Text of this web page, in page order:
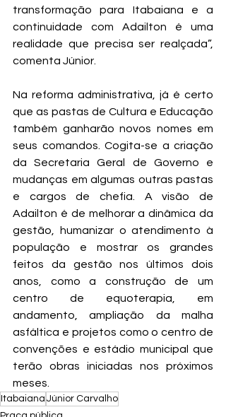
transformação para Itabaiana e a
continuidade com Adailton é uma
realidade que precisa ser realçada”,
comenta Júnior.
Na reforma administrativa, já é certo
que as pastas de Cultura e Educação
também ganharão novos nomes em
seus comandos. Cogita-se a criação
da Secretaria Geral de Governo e
mudanças em algumas outras pastas
e cargos de chefia. A visão de
Adailton é de melhorar a dinâmica da
gestão, humanizar o atendimento à
população e mostrar os grandes
feitos da gestão nos últimos dois
anos, como a construção de um
centro de equoterapia, em
andamento, ampliação da malha
asfáltica e projetos como o centro de
convenções e estádio municipal que
terão obras iniciadas nos próximos
meses.
Itabaiana Júnior Carvalho